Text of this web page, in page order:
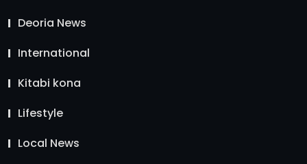
Deoria News
International
Kitabi kona
Lifestyle
Local News